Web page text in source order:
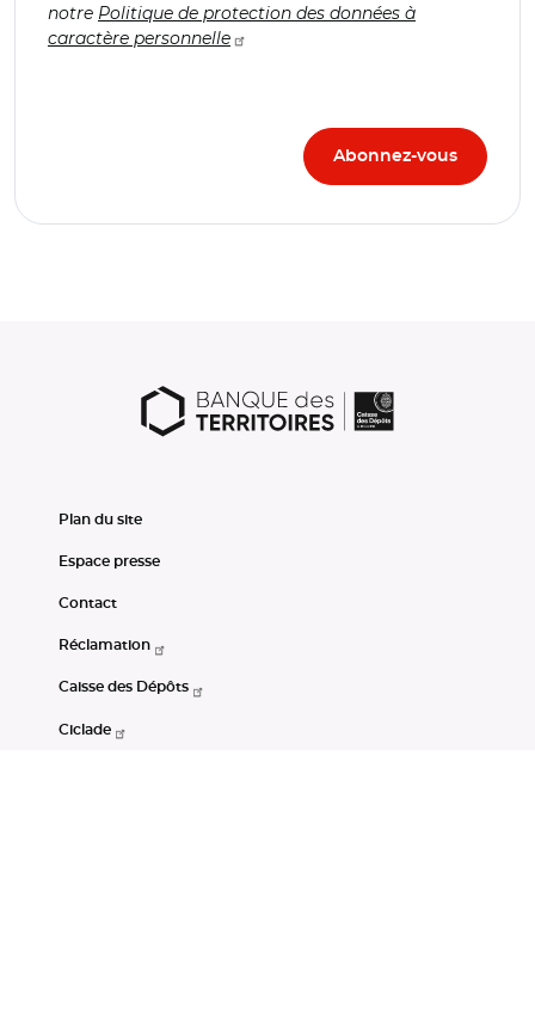
notre Politique de protection des données à
caractère personnelle
Plan du site
Espace presse
Contact
Réclamation
Caisse des Dépôts
Ciclade